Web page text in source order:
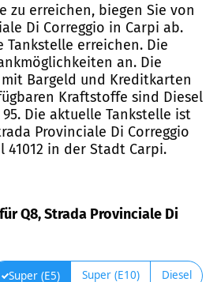
zu erreichen, biegen Sie von
Di Correggio in Carpi ab.
Tankstelle erreichen. Die
an. Die
Bargeld und Kreditkarten
Kraftstoffe sind Diesel
Die aktuelle Tankstelle ist
Provinciale Di Correggio
in der Stadt Carpi.
Q8, Strada Provinciale Di
Super (E5) Super (E10) Diesel